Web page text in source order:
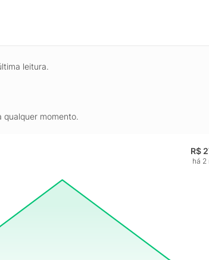
leitura.
momento.
R$
há 2